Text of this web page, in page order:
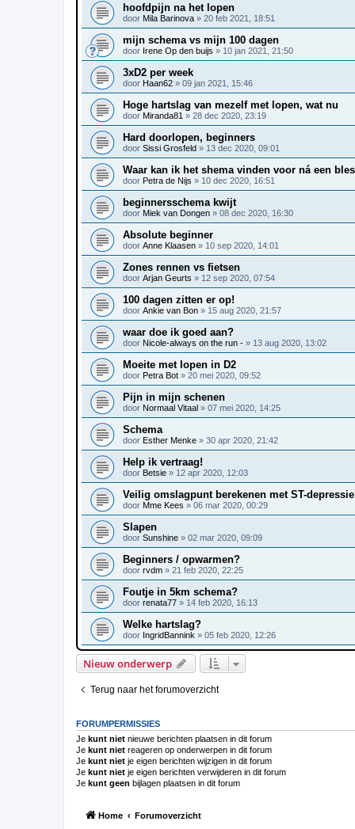
hoofdpijn na het lopen
door Mila Barinova » 20 feb 2021, 18:51
mijn schema vs mijn 100 dagen
door Irene Op den buijs » 10 jan 2021, 21:50
3xD2 per week
door Haan62 » 09 jan 2021, 15:46
Hoge hartslag van mezelf met lopen, wat nu
door Miranda81 » 28 dec 2020, 23:19
Hard doorlopen, beginners
door Sissi Grosfeld » 13 dec 2020, 09:01
Waar kan ik het shema vinden voor ná een
door Petra de Nijs » 10 dec 2020, 16:51
beginnersschema kwijt
door Miek van Dongen » 08 dec 2020, 16:30
Absolute beginner
door Anne Klaasen » 10 sep 2020, 14:01
Zones rennen vs fietsen
door Arjan Geurts » 12 sep 2020, 07:54
100 dagen zitten er op!
door Ankie van Bon » 15 aug 2020, 21:57
waar doe ik goed aan?
door Nicole-always on the run - » 13 aug 2020, 13:02
Moeite met lopen in D2
door Petra Bot » 20 mei 2020, 09:52
Pijn in mijn schenen
door Normaal Vitaal » 07 mei 2020, 14:25
Schema
door Esther Menke » 30 apr 2020, 21:42
Help ik vertraag!
door Betsie » 12 apr 2020, 12:03
Veilig omslagpunt berekenen met ST-
door Mme Kees » 06 mar 2020, 00:29
Slapen
door Sunshine » 02 mar 2020, 09:09
Beginners / opwarmen?
door rvdm » 21 feb 2020, 22:25
Foutje in 5km schema?
door renata77 » 14 feb 2020, 16:13
Welke hartslag?
door IngridBannink » 05 feb 2020, 12:26
Nieuw onderwerp
Terug naar het forumoverzicht
FORUMPERMISSIES
Je kunt niet nieuwe berichten plaatsen in dit forum
Je kunt niet reageren op onderwerpen in dit forum
Je kunt niet je eigen berichten wijzigen in dit forum
Je kunt niet je eigen berichten verwijderen in dit forum
Je kunt geen bijlagen plaatsen in dit forum
Home Forumoverzicht